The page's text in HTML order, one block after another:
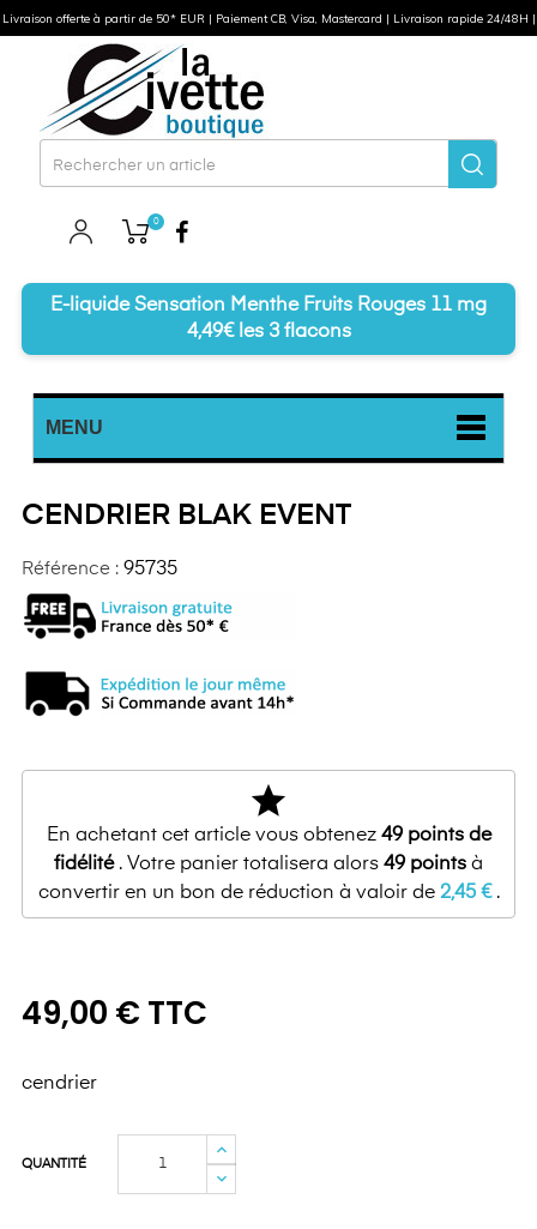
0
E-liquide Sensation Menthe Fruits Rouges 11 mg
4,49€ les 3 flacons
MENU
CENDRIER BLAK EVENT
Référence : 95735
star
En achetant cet article vous obtenez 49points de
fidélité. Votre panier totalisera alors 49 points à
convertir en un bon de réduction à valoir de 2,45 €.
49,00 € TTC
cendrier
QUANTITÉ
Livraison offerte à partir de 50* EUR | Paiement CB, Visa, Mastercard | Livraison rapide 24/48H |